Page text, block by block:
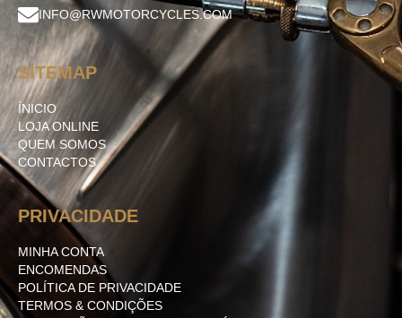
INFO@RWMOTORCYCLES.COM
SITEMAP
ÍNICIO
LOJA ONLINE
QUEM SOMOS
CONTACTOS
PRIVACIDADE
MINHA CONTA
ENCOMENDAS
POLÍTICA DE PRIVACIDADE
TERMOS & CONDIÇÕES